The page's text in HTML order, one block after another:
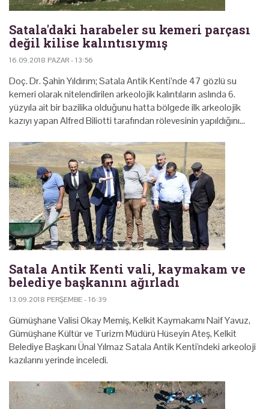
Satala'daki harabeler su kemeri parçası
değil kilise kalıntısıymış
16.09.2018 PAZAR - 13:56
Doç. Dr. Şahin Yıldırım; Satala Antik Kenti’nde 47 gözlü su
kemeri olarak nitelendirilen arkeolojik kalıntıların aslında 6.
yüzyıla ait bir bazilika olduğunu hatta bölgede ilk arkeolojik
kazıyı yapan Alfred Biliotti tarafından rölevesinin yapıldığını…
Satala Antik Kenti vali, kaymakam ve
belediye başkanını ağırladı
13.09.2018 PERŞEMBE - 16:39
Gümüşhane Valisi Okay Memiş, Kelkit Kaymakamı Naif Yavuz,
Gümüşhane Kültür ve Turizm Müdürü Hüseyin Ateş, Kelkit
Belediye Başkanı Ünal Yılmaz Satala Antik Kenti'ndeki arkeoloji
kazılarını yerinde inceledi.